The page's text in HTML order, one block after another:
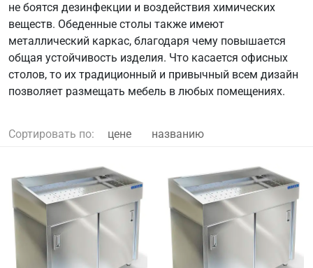
не боятся дезинфекции и воздействия химических
веществ. Обеденные столы также имеют
металлический каркас, благодаря чему повышается
общая устойчивость изделия. Что касается офисных
столов, то их традиционный и привычный всем дизайн
позволяет размещать мебель в любых помещениях.
Сортировать по: цене названию